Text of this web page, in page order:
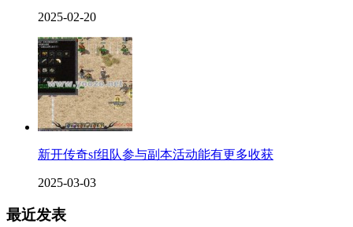
2025-02-20
新开传奇sf组队参与副本活动能有更多收获
2025-03-03
最近发表